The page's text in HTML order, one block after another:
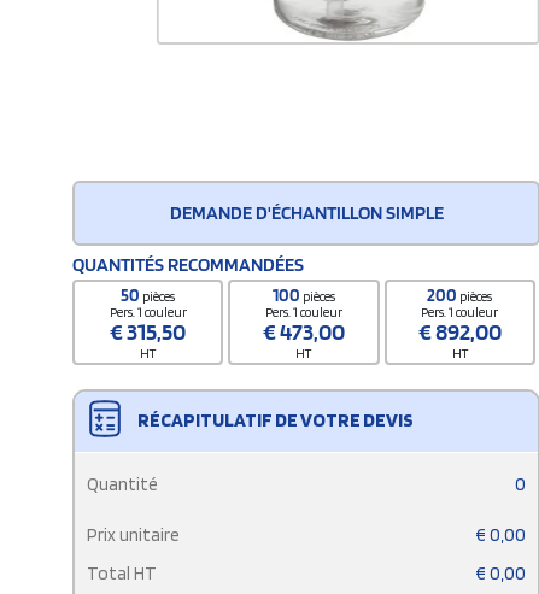
DEMANDE D'ÉCHANTILLON SIMPLE
QUANTITÉS RECOMMANDÉES
50 pièces
Pers. 1 couleur
€315,50
HT
100 pièces
Pers. 1 couleur
€473,00
HT
200 pièces
Pers. 1 couleur
€892,00
HT
RÉCAPITULATIF DE VOTRE DEVIS
Quantité 0
Prix unitaire € 0,00
Total HT
€ 0,00